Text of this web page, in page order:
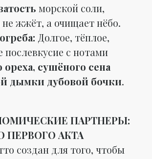
морской соли,
не жжёт, а очищает нёбо.
Долгое, тёплое,
послевкусие с нотами
ореха, сушёного сена
дымки дубовой бочки.
ПАРТНЕРЫ:
ПЕРВОГО АКТА
создан для того, чтобы